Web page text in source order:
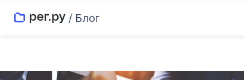
/ Блог